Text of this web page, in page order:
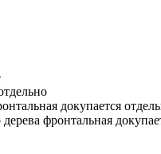
докупается
фронтальная